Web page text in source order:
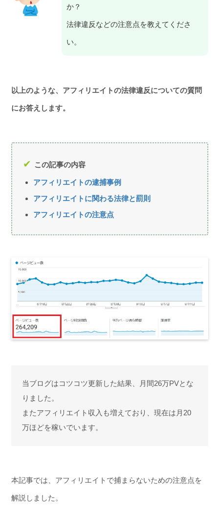
か？
法律違反などの注意点を教えてくださ
い。
以上のような、アフィリエイトの法律違反についての質問
にお答えします。
この記事の内容
アフィリエイトの逮捕事例
アフィリエイトに関わる法律と罰則
アフィリエイトの注意点
当ブログはコツコツ更新した結果、月間26万PVとな
りました。
またアフィリエイト収入も増えており、現在は月20
万ほどを稼いでいます。
本記事では、アフィリエイトで捕まらないための注意点を
解説しました。